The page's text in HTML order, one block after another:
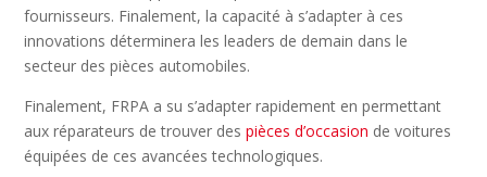
fournisseurs. Finalement, la capacité à s’adapter à ces
innovations déterminera les leaders de demain dans le
secteur des pièces automobiles.
Finalement, FRPA a su s’adapter rapidement en permettant
aux réparateurs de trouver despièces d’occasion de voitures
équipées de ces avancées technologiques.